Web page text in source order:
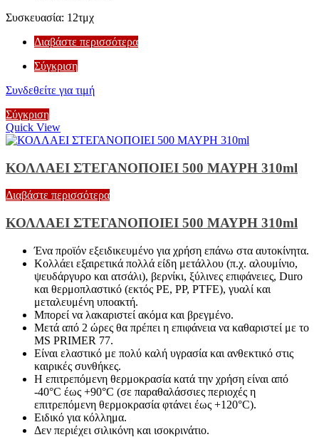
Συσκευασία: 12τμχ
Διαβάστε περισσότερα
Σύγκριση
Συνδεθείτε για τιμή
Σύγκριση
Quick View
ΚΟΛΛΑΕΙ ΣΤΕΓΑΝΟΠΟΙΕΙ 500 ΜΑΥΡΗ 310ml
Διαβάστε περισσότερα
ΚΟΛΛΑΕΙ ΣΤΕΓΑΝΟΠΟΙΕΙ 500 ΜΑΥΡΗ 310ml
Ένα προϊόν εξειδικευμένο για χρήση επάνω στα αυτοκίνητα.
Κολλάει εξαιρετικά πολλά είδη μετάλλου (π.χ. αλουμίνιο,
ψευδάργυρο και ατσάλι), βερνίκι, ξύλινες επιφάνειες, Duro
και θερμοπλαστικό (εκτός PE, PP, PTFE), γυαλί και
μεταλευμένη υποακτή.
Μπορεί να λακαριστεί ακόμα και βρεγμένο.
Μετά από 2 ώρες θα πρέπει η επιφάνεια να καθαριστεί με το
MS PRIMER 77.
Είναι ελαστικό με πολύ καλή υγρασία και ανθεκτικό στις
καιρικές συνθήκες.
Η επιτρεπόμενη θερμοκρασία κατά την χρήση είναι από
-40°C έως +90°C (σε παραθαλάσσιες περιοχές η
επιτρεπόμενη θερμοκρασία φτάνει έως +120°C).
Ειδικό για κόλλημα.
Δεν περιέχει σιλικόνη και ισοκρινάτιο.